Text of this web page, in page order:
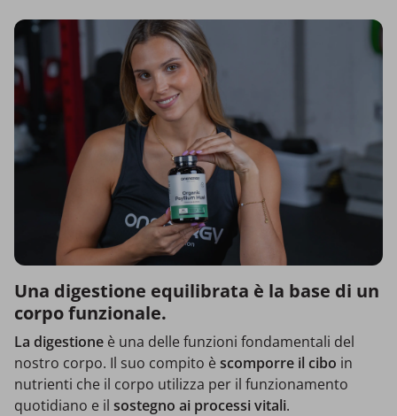
Una digestione equilibrata è la base di un
corpo funzionale.
La digestione è una delle funzioni fondamentali del
nostro corpo. Il suo compito è scomporre il cibo in
nutrienti che il corpo utilizza per il funzionamento
quotidiano e il sostegno ai processi vitali.